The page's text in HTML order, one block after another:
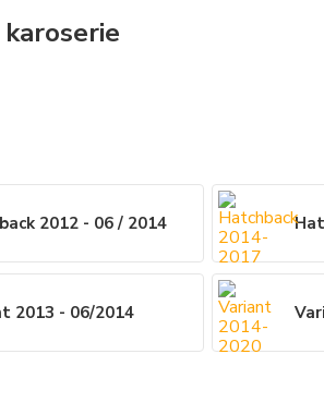
2012 - 06 / 2014
2013 - 06/2014